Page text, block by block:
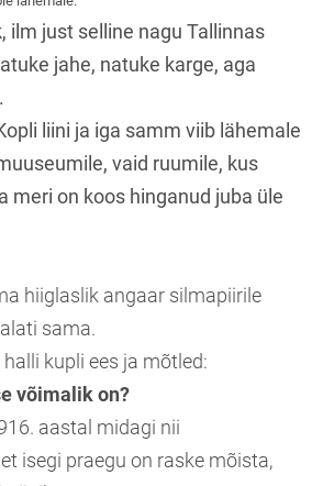
ilm just selline nagu Tallinnas
jahe, natuke karge, aga
liini ja iga samm viib lähemale
vaid ruumile, kus
meri on koos hinganud juba üle
hiiglaslik angaar silmapiirile
sama.
kupli ees ja mõtled:
võimalik on?
aastal midagi nii
isegi praegu on raske mõista,